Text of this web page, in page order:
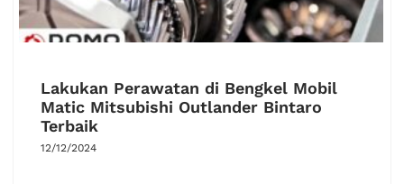
Lakukan Perawatan di Bengkel Mobil
Matic Mitsubishi Outlander Bintaro
Terbaik
12/12/2024